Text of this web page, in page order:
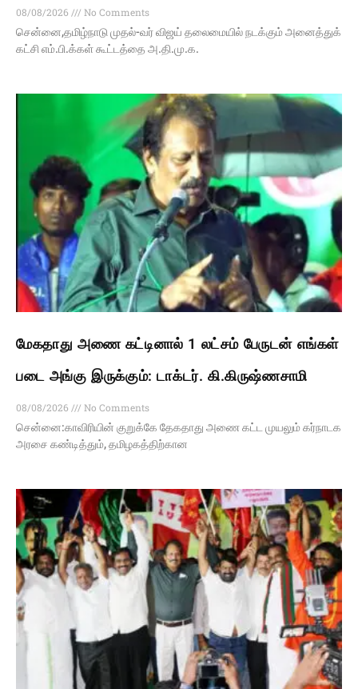
08/08/2026
No Comments
சென்னை,தமிழ்நாடு முதல்-வர் விஜய் தலைமையில் நடக்கும் அனைத்துக்
கட்சி எம்.பி.க்கள் கூட்டத்தை அ.தி.மு.க.
மேகதாது அணை கட்டினால் 1 லட்சம் பேருடன் எங்கள்
படை அங்கு இருக்கும்: டாக்டர். கி.கிருஷ்ணசாமி
08/08/2026
No Comments
சென்னை:காவிரியின் குறுக்கே தேகதாது அணை கட்ட முயலும் கர்நாடக
அரசை கண்டித்தும், தமிழகத்திற்கான